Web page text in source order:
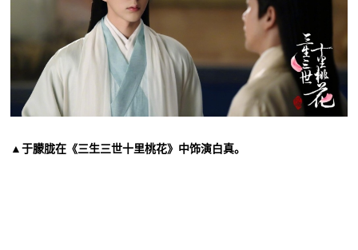
▲于朦胧在《三生三世十里桃花》中饰演白真。